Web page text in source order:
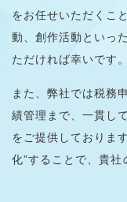
をお任せいただくこ
動、創作活動といっ
ただければ幸いです。
また、弊社では税務
績管理まで、一貫し
をご提供しておりま
化”することで、貴社